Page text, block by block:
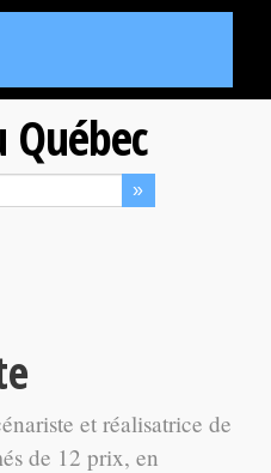
Québec
et réalisatrice de
de 12 prix, en